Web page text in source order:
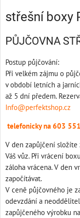
střešní boxy
PŮJČOVNA
Postup půjčování:
Při velkém zájmu o
v období letních a
až 5 dní předem.
Info@perfektshop.cz
telefonicky na 603
V den zapůjčení složíte
Váš vůz. Při vrácení
záloha vrácena. V den
započítávat.
V ceně půjčovného je
odevzdání a
zapůjčeného výrobku